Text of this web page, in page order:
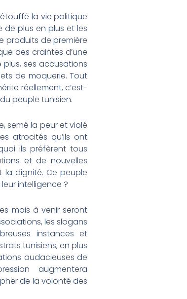
la vie politique
de plus en plus et les
produits de première
des craintes d’une
ses accusations
de moquerie. Tout
réellement, c’est-
peuple tunisien.
semé la peur et violé
atrocités qu’ils ont
ils préfèrent tous
et de nouvelles
la dignité. Ce peuple
intelligence ?
mois à venir seront
les slogans
instances et
tunisiens, en plus
audacieuses de
augmentera
de la volonté des